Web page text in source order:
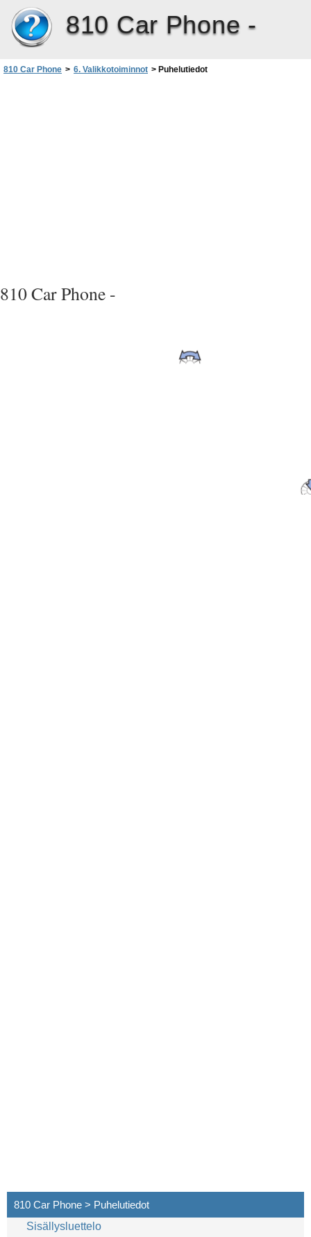
810 Car Phone -
810 Car Phone > 6. Valikkotoiminnot > Puhelutiedot
810 Car Phone -
810 Car Phone > Puhelutiedot
Sisällysluettelo